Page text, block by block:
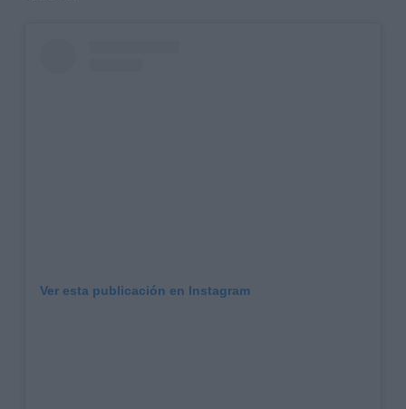
Ver esta publicación en Instagram